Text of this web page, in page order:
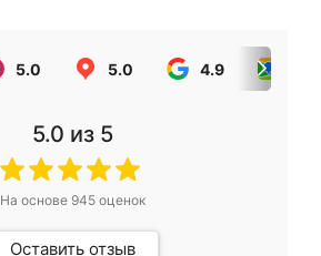
5.0 5.0 4.9
5.0 из 5
На основе 945оценок
Оставить отзыв